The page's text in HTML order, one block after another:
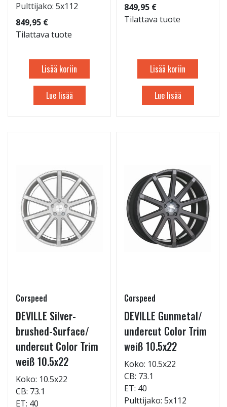
Pulttijako: 5x112
849,95 €
Tilattava tuote
Lisää koriin
Lue lisää
849,95 €
Tilattava tuote
Lisää koriin
Lue lisää
Corspeed
DEVILLE Silver-
brushed-Surface/
undercut Color Trim
weiß 10.5x22
Koko: 10.5x22
CB: 73.1
ET: 40
Corspeed
DEVILLE Gunmetal/
undercut Color Trim
weiß 10.5x22
Koko: 10.5x22
CB: 73.1
ET: 40
Pulttijako: 5x112